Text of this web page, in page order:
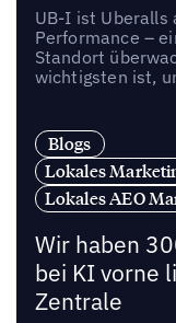
UB-I ist Uberalls
Performance –
Standort
wichtigsten ist,
Blogs
Lokales
Lokales AEO
Wir haben
bei KI vorne
Zentrale